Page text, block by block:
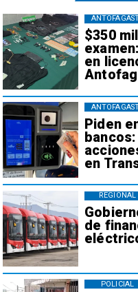
$350
en
Piden
en
de
REGIONAL
POLICIAL